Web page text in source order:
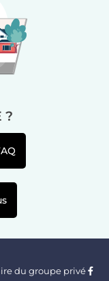
?
du groupe privé